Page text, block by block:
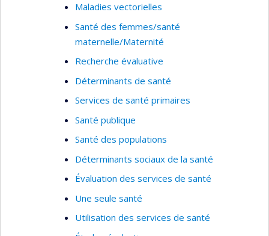
problèmes de santé mentale;
l’axe prévention ayant pour objectif
l’identification des services périnataux et
préscolaires qui sont les plus efficaces dans
la prévention des problèmes de santé
objectif de diffuser les connaissances
concernant les services périnataux et
préscolaires les plus efficaces afin
d’améliorer ces services.
Je suis également directrice de trois groupes de
Maladies vectorielles
Santé des femmes/santé
maternelle/Maternité
Recherche évaluative
Déterminants de santé
Services de santé primaires
Santé publique
Santé des populations
Déterminants sociaux de la santé
Évaluation des services de santé
Une seule santé
Utilisation des services de santé